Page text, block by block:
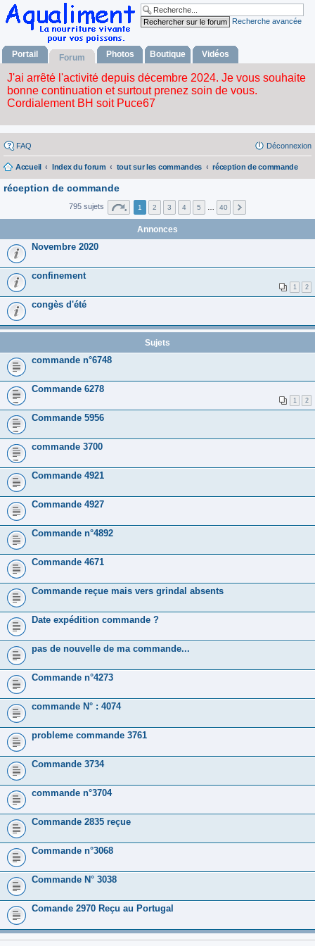
Recherche avancée
Portail Forum Photos Boutique Vidéos
FAQ Déconnexion
Accueil Index du forum tout sur les commandes réception de commande
réception de commande
795 sujets 1 2 3 4 5 40
Annonces
Novembre 2020
confinement
1 2
congès d'été
Sujets
commande n°6748
Commande 6278
1 2
Commande 5956
commande 3700
Commande 4921
Commande 4927
Commande n°4892
Commande 4671
Commande reçue mais vers grindal absents
Date expédition commande ?
pas de nouvelle de ma commande...
Commande n°4273
commande N° : 4074
probleme commande 3761
Commande 3734
commande n°3704
Commande 2835 reçue
Commande n°3068
Commande N° 3038
Comande 2970 Reçu au Portugal